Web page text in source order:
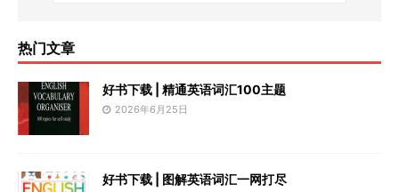
热门文章
好书下载 | 精通英语词汇100主题
2026年6月25日
好书下载 | 图解英语词汇一网打尽